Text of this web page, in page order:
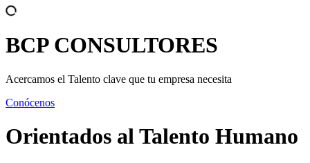
BCPCONSULTORES
Acercamos el Talento clave que tu empresa necesita
Conócenos
Orientados alTalento Humano